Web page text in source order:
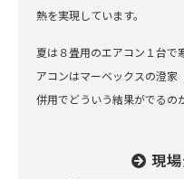
熱を実現しています。
夏は８畳用のエアコン１台で
アコンはマーベックスの澄家
併用でどういう結果がでるの
現